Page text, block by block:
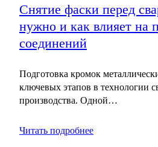
Снятие фаски перед
нужно и как влияет на
соединений
Подготовка кромок
ключевых этапов в технологии
производства. Одной…
Читать подробнее